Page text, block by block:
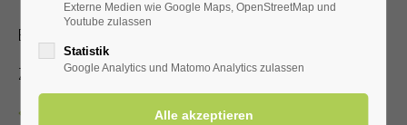
Es spielt für Sie das Mandolinenorchester Geseke
Zutritt mit gültiger Kur- und Einwohnerkarte
Externe Medien wie Google Maps, OpenStreetMap und
Youtube zulassen
Statistik
Google Analytics und Matomo Analytics zulassen